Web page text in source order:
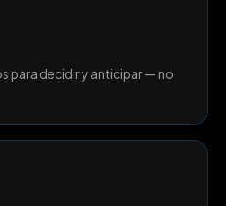
para decidir y anticipar — no